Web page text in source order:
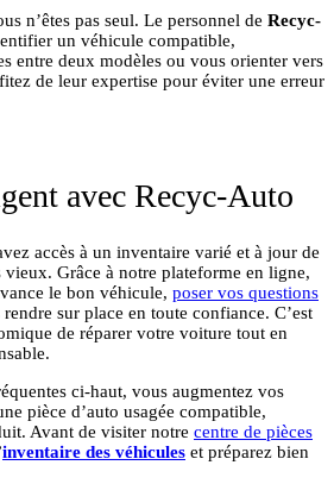
n’êtes pas seul. Le personnel de Recyc-
un véhicule compatible,
entre deux modèles ou vous orienter vers
de leur expertise pour éviter une erreur
avec Recyc-Auto
accès à un inventaire varié et à jour de
vieux. Grâce à notre plateforme en ligne,
le bon véhicule, poser vos questions
rendre sur place en toute confiance. C’est
de réparer votre voiture tout en
ci-haut, vous augmentez vos
pièce d’auto usagée compatible,
Avant de visiter notre centre de pièces
inventaire des véhicules et préparez bien